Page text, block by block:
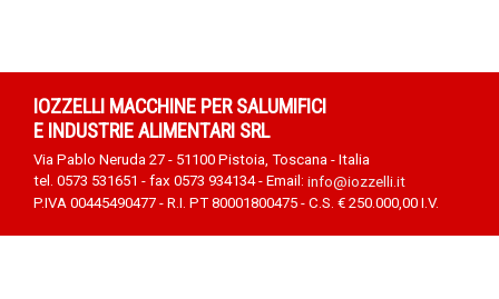
IOZZELLI MACCHINE PER SALUMIFICI
E INDUSTRIE ALIMENTARI SRL
Via Pablo Neruda 27 - 51100 Pistoia, Toscana - Italia
tel. 0573 531651 - fax 0573 934134 - Email: info@iozzelli.it
P.IVA 00445490477 - R.I. PT 80001800475 - C.S. € 250.000,00 I.V.